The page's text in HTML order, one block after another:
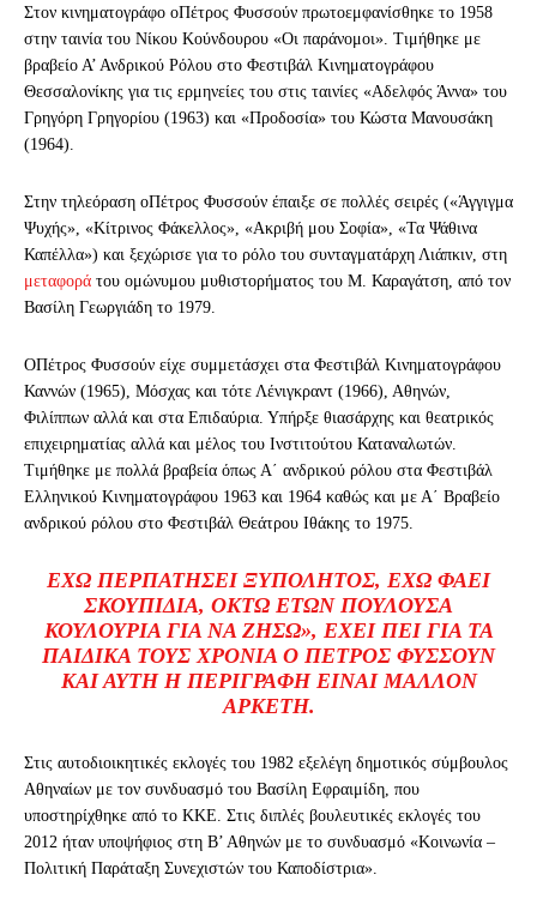
Στον κινηματογράφο οΠέτρος Φυσσούν πρωτοεμφανίσθηκε το 1958
στην ταινία του Νίκου Κούνδουρου «Οι παράνομοι». Τιμήθηκε με
βραβείο Α’ Ανδρικού Ρόλου στο Φεστιβάλ Κινηματογράφου
Θεσσαλονίκης για τις ερμηνείες του στις ταινίες «Αδελφός Άννα» του
Γρηγόρη Γρηγορίου (1963) και «Προδοσία» του Κώστα Μανουσάκη
(1964).
Στην τηλεόραση οΠέτρος Φυσσούν έπαιξε σε πολλές σειρές («Άγγιγμα
Ψυχής», «Κίτρινος Φάκελλος», «Ακριβή μου Σοφία», «Τα Ψάθινα
Καπέλλα») και ξεχώρισε για το ρόλο του συνταγματάρχη Λιάπκιν, στη
μεταφορά του ομώνυμου μυθιστορήματος του Μ. Καραγάτση, από τον
Βασίλη Γεωργιάδη το 1979.
ΟΠέτρος Φυσσούν είχε συμμετάσχει στα Φεστιβάλ Κινηματογράφου
Καννών (1965), Μόσχας και τότε Λένιγκραντ (1966), Αθηνών,
Φιλίππων αλλά και στα Επιδαύρια. Υπήρξε θιασάρχης και θεατρικός
επιχειρηματίας αλλά και μέλος του Ινστιτούτου Καταναλωτών.
Τιμήθηκε με πολλά βραβεία όπως Α΄ ανδρικού ρόλου στα Φεστιβάλ
Ελληνικού Κινηματογράφου 1963 και 1964 καθώς και με Α΄ Βραβείο
ανδρικού ρόλου στο Φεστιβάλ Θεάτρου Ιθάκης το 1975.
ΈΧΩ ΠΕΡΠΑΤΉΣΕΙ ΞΥΠΌΛΗΤΟΣ, ΈΧΩ ΦΆΕΙ
ΣΚΟΥΠΊΔΙΑ, ΟΚΤΏ ΕΤΏΝ ΠΟΥΛΟΎΣΑ
ΚΟΥΛΟΎΡΙΑ ΓΙΑ ΝΑ ΖΉΣΩ», ΈΧΕΙ ΠΕΙ ΓΙΑ ΤΑ
ΠΑΙΔΙΚΆ ΤΟΥΣ ΧΡΌΝΙΑ Ο ΠΈΤΡΟΣ ΦΥΣΣΟΎΝ
ΚΑΙ ΑΥΤΉ Η ΠΕΡΙΓΡΑΦΉ ΕΊΝΑΙ ΜΆΛΛΟΝ
ΑΡΚΕΤΉ.
Στις αυτοδιοικητικές εκλογές του 1982 εξελέγη δημοτικός σύμβουλος
Αθηναίων με τον συνδυασμό του Βασίλη Εφραιμίδη, που
υποστηρίχθηκε από το ΚΚΕ. Στις διπλές βουλευτικές εκλογές του
2012 ήταν υποψήφιος στη Β’ Αθηνών με το συνδυασμό «Κοινωνία –
Πολιτική Παράταξη Συνεχιστών του Καποδίστρια».